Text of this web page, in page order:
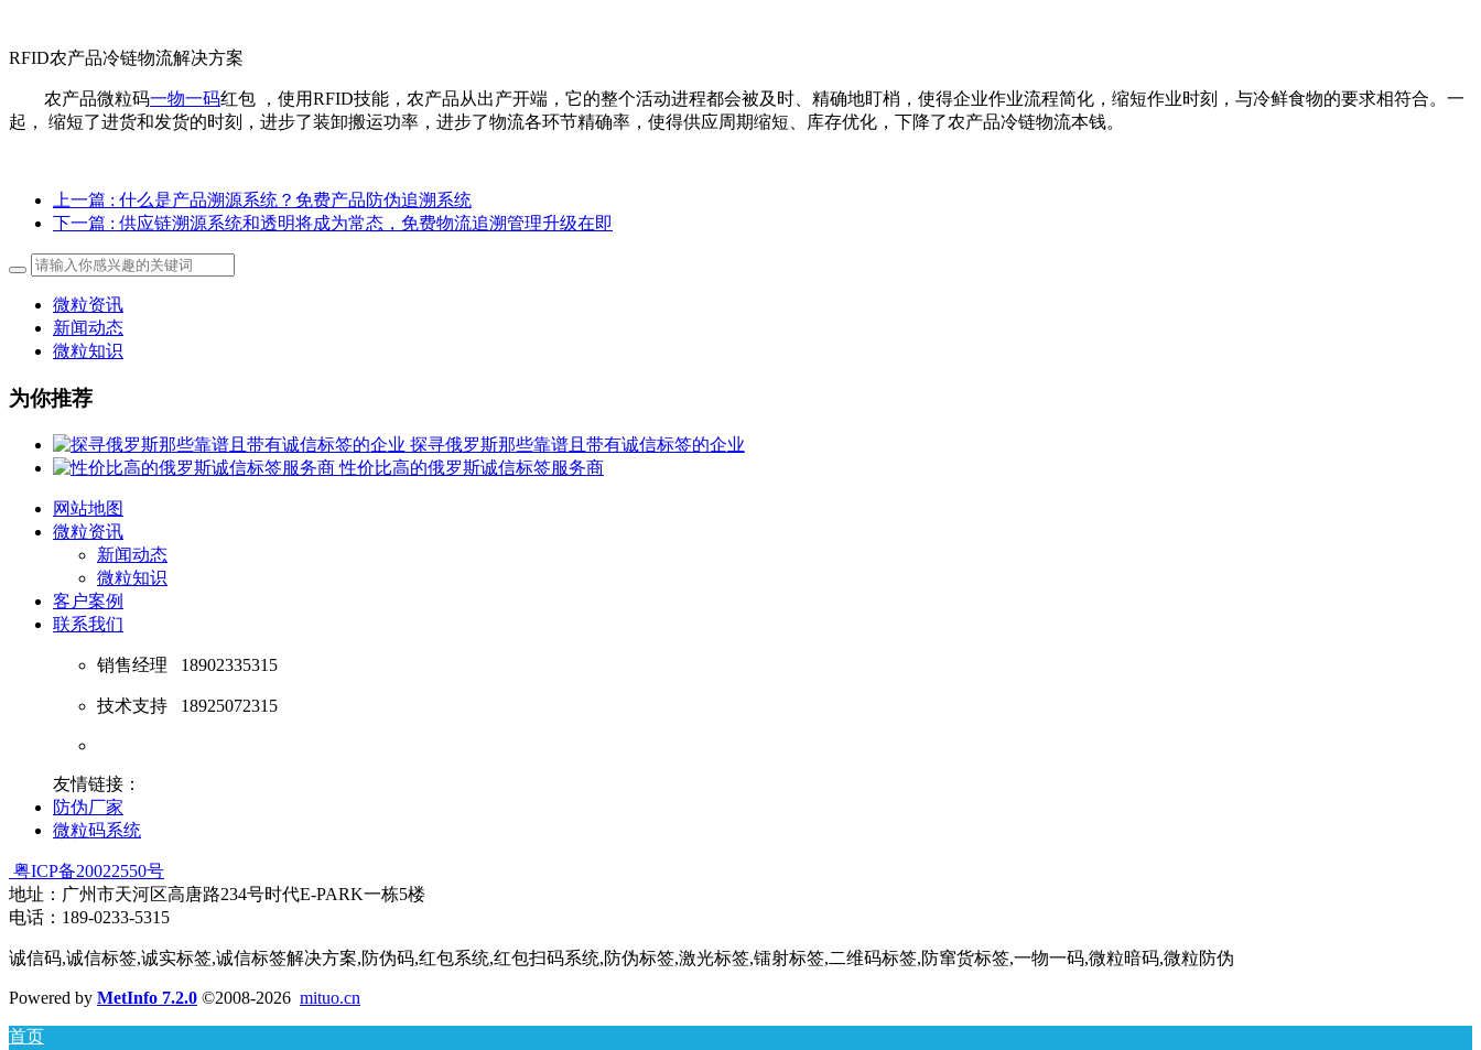
RFID农产品冷链物流解决方案
农产品微粒码一物一码红包 ，使用RFID技能，农产品从出产开端，它的整个活动进程都会被及时、精确地盯梢，使得企业作业流程简化，缩短作业时刻，与冷鲜食物的要求相符合。一
起， 缩短了进货和发货的时刻，进步了装卸搬运功率，进步了物流各环节精确率，使得供应周期缩短、库存优化，下降了农产品冷链物流本钱。
上一篇 : 什么是产品溯源系统？免费产品防伪追溯系统
下一篇 : 供应链溯源系统和透明将成为常态，免费物流追溯管理升级在即
微粒资讯
新闻动态
微粒知识
为你推荐
探寻俄罗斯那些靠谱且带有诚信标签的企业
性价比高的俄罗斯诚信标签服务商
网站地图
微粒资讯
新闻动态
微粒知识
客户案例
联系我们
销售经理 18902335315
技术支持 18925072315
友情链接：
防伪厂家
微粒码系统
粤ICP备20022550号
地址：广州市天河区高唐路234号时代E-PARK一栋5楼
电话：189-0233-5315
诚信码,诚信标签,诚实标签,诚信标签解决方案,防伪码,红包系统,红包扫码系统,防伪标签,激光标签,镭射标签,二维码标签,防窜货标签,一物一码,微粒暗码,微粒防伪
Powered by MetInfo 7.2.0 ©2008-2026 mituo.cn
首页